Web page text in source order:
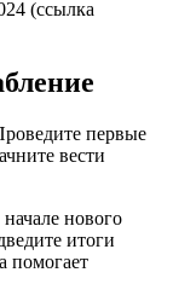
(ссылка
первые
вести
нового
итоги
помогает